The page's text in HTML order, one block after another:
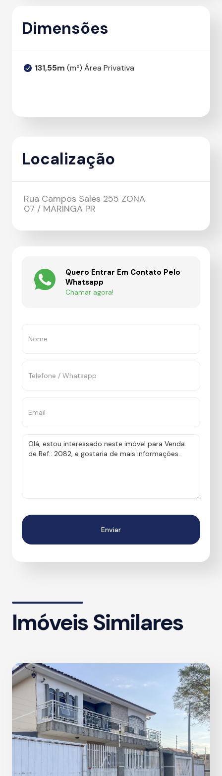
Dimensões
131,55m (m²) Área Privativa
Localização
Rua Campos Sales 255 ZONA
07 / MARINGA PR
Quero Entrar Em Contato Pelo
Whatsapp
Chamar agora!
Imóveis Similares